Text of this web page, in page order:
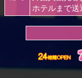
ホテルまで送